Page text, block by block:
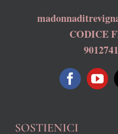
CODICE
SOSTIENICI